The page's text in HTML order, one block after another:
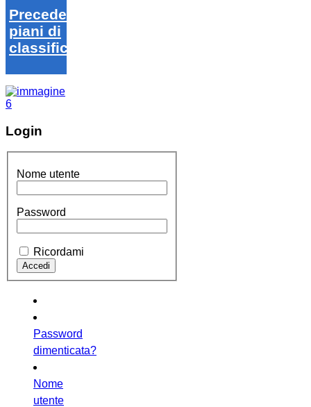
Precedenti
piani di
classifica
Login
Nome utente
Password
Ricordami
Password
dimenticata?
Nome
utente